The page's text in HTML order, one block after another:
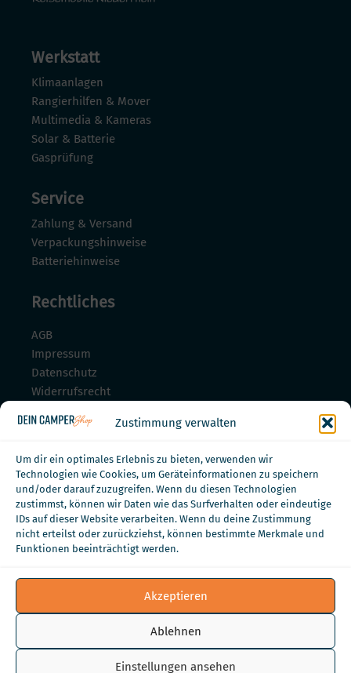
Zustimmung verwalten
Um dir ein optimales Erlebnis zu bieten, verwenden wir
Technologien wie Cookies, um Geräteinformationen zu speichern
und/oder darauf zuzugreifen. Wenn du diesen Technologien
zustimmst, können wir Daten wie das Surfverhalten oder eindeutige
IDs auf dieser Website verarbeiten. Wenn du deine Zustimmung
nicht erteilst oder zurückziehst, können bestimmte Merkmale und
Funktionen beeinträchtigt werden.
Akzeptieren
Ablehnen
Einstellungen ansehen
Werkstatt
Klimaanlagen
Rangierhilfen & Mover
Multimedia & Kameras
Solar & Batterie
Gasprüfung
Service
Zahlung & Versand
Verpackungshinweise
Batteriehinweise
Rechtliches
AGB
Impressum
Datenschutz
Widerrufsrecht
Zahlungsmöglichkeiten